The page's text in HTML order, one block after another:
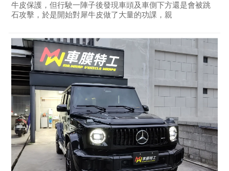
牛皮保護，但行駛一陣子後發現車頭及車側下方還是會被跳
石攻擊，於是開始對犀牛皮做了大量的功課，親